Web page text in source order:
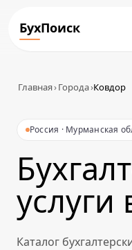
БухПоиск
Главная›Города›Ковдор
Россия · Мурманская
услуги
Каталог